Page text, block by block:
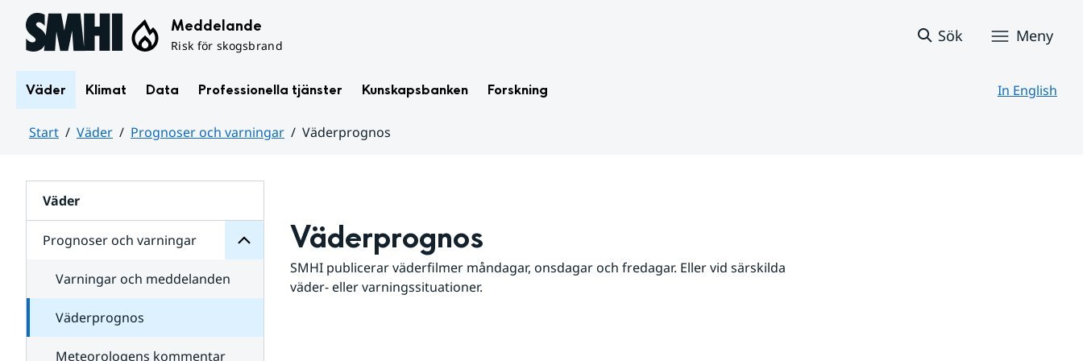
Hoppa till sidans innehåll Meddelande
Risk för skogsbrand
Sök Meny
Väder Klimat Data Professionella tjänster Kunskapsbanken Forskning In English
Start Väder Prognoser och varningar
Väderprognos
Väder
Prognoser och varningar
för
varningar
Varningar och meddelanden
Väderprognos
Meteorologens kommentar
Väderprognos
SMHI publicerar väderfilmer måndagar, onsdagar och fredagar. Eller vid särskilda
väder- eller varningssituationer.